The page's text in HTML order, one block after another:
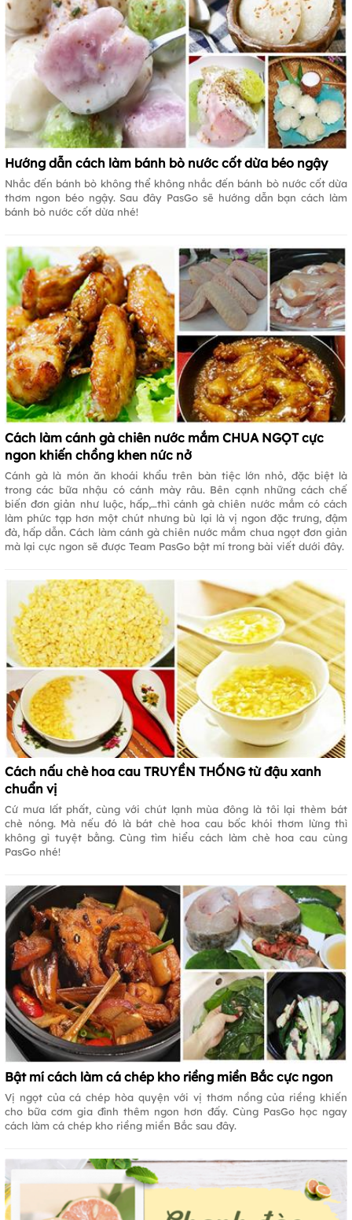
Hướng dẫn cách làm bánh bò nước cốt dừa béo ngậy
Nhắc đến bánh bò không thể không nhắc đến bánh bò nước cốt dừa
thơm ngon béo ngậy. Sau đây PasGo sẽ hướng dẫn bạn cách làm
bánh bò nước cốt dừa nhé!
Cách làm cánh gà chiên nước mắm CHUA NGỌT cực
ngon khiến chồng khen nức nở
Cánh gà là món ăn khoái khẩu trên bàn tiệc lớn nhỏ, đặc biệt là
trong các bữa nhậu có cánh mày râu. Bên cạnh những cách chế
biến đơn giản như luộc, hấp,…thì cánh gà chiên nước mắm có cách
làm phức tạp hơn một chút nhưng bù lại là vị ngon đặc trưng, đậm
đà, hấp dẫn. Cách làm cánh gà chiên nước mắm chua ngọt đơn giản
mà lại cực ngon sẽ được Team PasGo bật mí trong bài viết dưới đây.
Cách nấu chè hoa cau TRUYỀN THỐNG từ đậu xanh
chuẩn vị
Cứ mưa lất phất, cùng với chút lạnh mùa đông là tôi lại thèm bát
chè nóng. Mà nếu đó là bát chè hoa cau bốc khói thơm lừng thì
không gì tuyệt bằng. Cùng tìm hiểu cách làm chè hoa cau cùng
PasGo nhé!
Bật mí cách làm cá chép kho riềng miền Bắc cực ngon
Vị ngọt của cá chép hòa quyện với vị thơm nồng của riềng khiến
cho bữa cơm gia đình thêm ngon hơn đấy. Cùng PasGo học ngay
cách làm cá chép kho riềng miền Bắc sau đây.